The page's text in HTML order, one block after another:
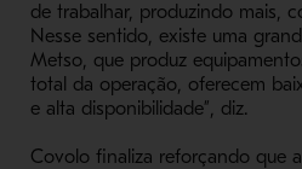
de trabalhar, produzindo mais,
Nesse sentido, existe uma
Metso, que produz
total da operação, oferecem
e alta disponibilidade”, diz.
Covolo finaliza reforçando que